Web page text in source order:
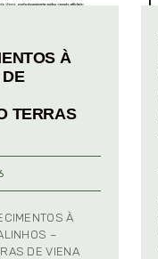
À
TERRAS
À
–
DE VIENA